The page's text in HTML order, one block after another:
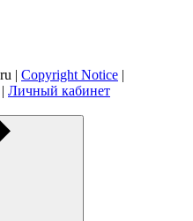
| Copyright Notice |
| Личный кабинет